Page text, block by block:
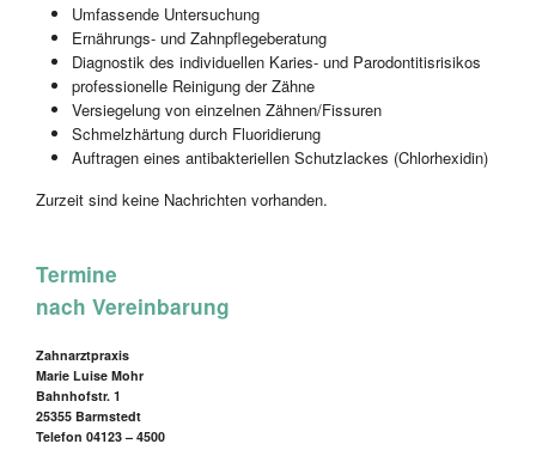
Umfassende Untersuchung
Ernährungs- und Zahnpflegeberatung
Diagnostik des individuellen Karies- und Parodontitisrisikos
professionelle Reinigung der Zähne
Versiegelung von einzelnen Zähnen/Fissuren
Schmelzhärtung durch Fluoridierung
Auftragen eines antibakteriellen Schutzlackes (Chlorhexidin)
Zurzeit sind keine Nachrichten vorhanden.
Termine
nach Vereinbarung
Zahnarztpraxis
Marie Luise Mohr
Bahnhofstr. 1
25355 Barmstedt
Telefon 04123 – 4500